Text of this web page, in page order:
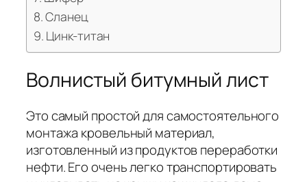
Сланец
Цинк-титан
Волнистый битумный лист
Это самый простой для самостоятельного
монтажа кровельный материал,
изготовленный из продуктов переработки
нефти. Его очень легко транспортировать